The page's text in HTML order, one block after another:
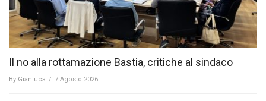
Il no alla rottamazione Bastia, critiche al sindaco
By Gianluca / 7 Agosto 2026